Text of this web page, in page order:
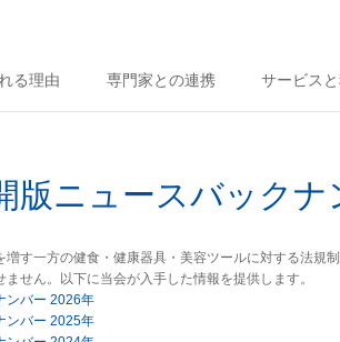
る理由 専門家との連携 サービス
版ニュースバックナ
増す一方の健食・健康器具・美容ツールに対する法規
ません。以下に当会が入手した情報を提供します。
ンバー 2026年
ンバー 2025年